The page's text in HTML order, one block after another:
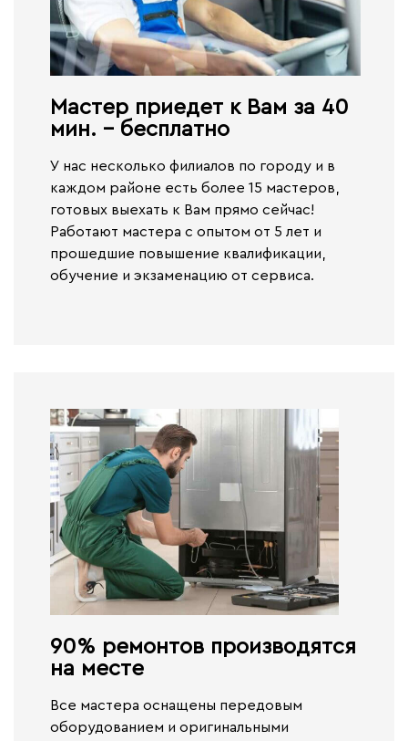
Мастер приедет к Вам за 40
мин. - бесплатно​
У нас несколько филиалов по городу и в
каждом районе есть более 15 мастеров,
готовых выехать к Вам прямо сейчас!
Работают мастера с опытом от 5 лет и
прошедшие повышение квалификации,
обучение и экзаменацию от сервиса.
90% ремонтов производятся
на месте​
Все мастера оснащены передовым
оборудованием и оригинальными